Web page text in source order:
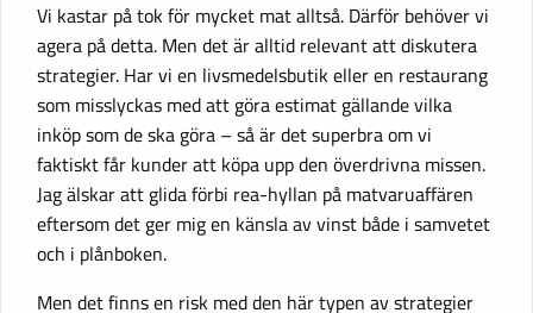
Vi kastar på tok för mycket mat alltså. Därför behöver vi
agera på detta. Men det är alltid relevant att diskutera
strategier. Har vi en livsmedelsbutik eller en restaurang
som misslyckas med att göra estimat gällande vilka
inköp som de ska göra – så är det superbra om vi
faktiskt får kunder att köpa upp den överdrivna missen.
Jag älskar att glida förbi rea-hyllan på matvaruaffären
eftersom det ger mig en känsla av vinst både i samvetet
och i plånboken.
Men det finns en risk med den här typen av strategier